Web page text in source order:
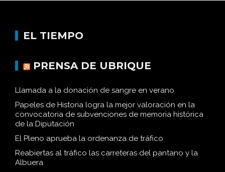
EL TIEMPO
PRENSA DE UBRIQUE
Llamada a la donación de sangre en verano
Papeles de Historia logra la mejor valoración en la
convocatoria de subvenciones de memoria histórica
de la Diputación
El Pleno aprueba la ordenanza de tráfico
Reabiertas al tráfico las carreteras del pantano y la
Albuera